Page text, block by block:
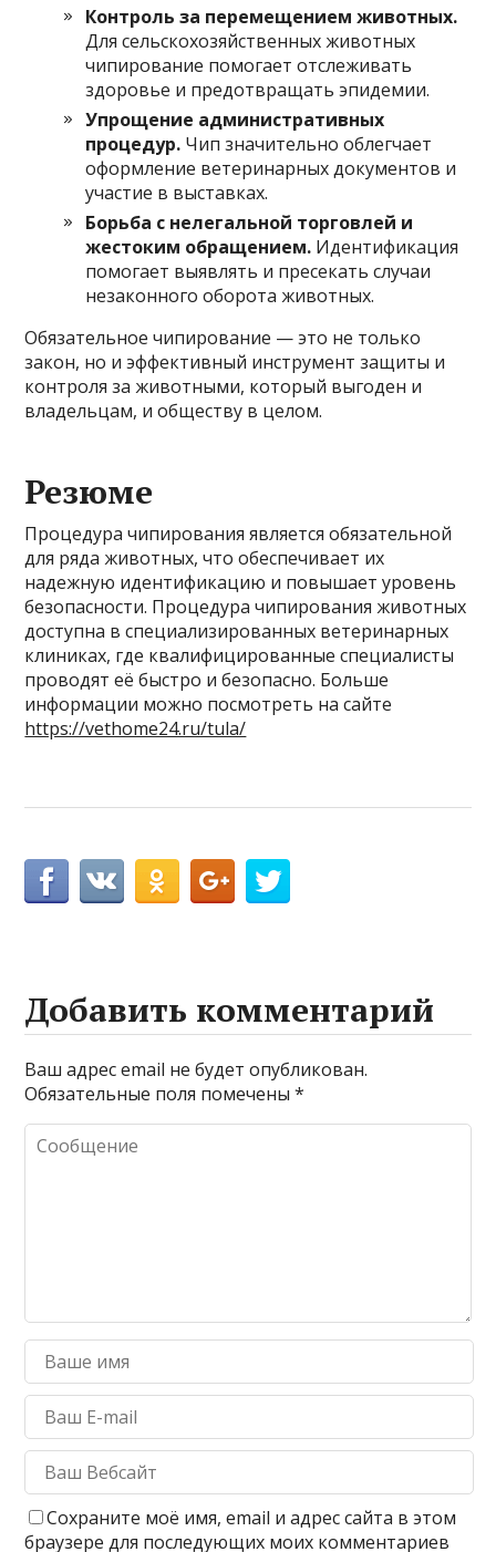
Контроль за перемещением животных.
Для сельскохозяйственных животных
чипирование помогает отслеживать
здоровье и предотвращать эпидемии.
Упрощение административных
процедур. Чип значительно облегчает
оформление ветеринарных документов и
участие в выставках.
Борьба с нелегальной торговлей и
жестоким обращением. Идентификация
помогает выявлять и пресекать случаи
незаконного оборота животных.
Обязательное чипирование — это не только
закон, но и эффективный инструмент защиты и
контроля за животными, который выгоден и
владельцам, и обществу в целом.
Резюме
Процедура чипирования является обязательной
для ряда животных, что обеспечивает их
надежную идентификацию и повышает уровень
безопасности. Процедура чипирования животных
доступна в специализированных ветеринарных
клиниках, где квалифицированные специалисты
проводят её быстро и безопасно. Больше
информации можно посмотреть на сайте
https://vethome24.ru/tula/
Добавить комментарий
Ваш адрес email не будет опубликован.
Обязательные поля помечены*
Сохраните моё имя, email и адрес сайта в этом
браузере для последующих моих комментариев